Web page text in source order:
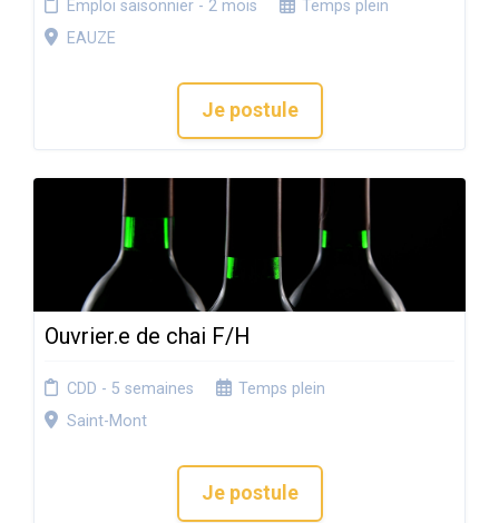
Emploi saisonnier - 2 mois
Temps plein
EAUZE
Je postule
Ouvrier.e de chai F/H
CDD - 5 semaines
Temps plein
Saint-Mont
Je postule